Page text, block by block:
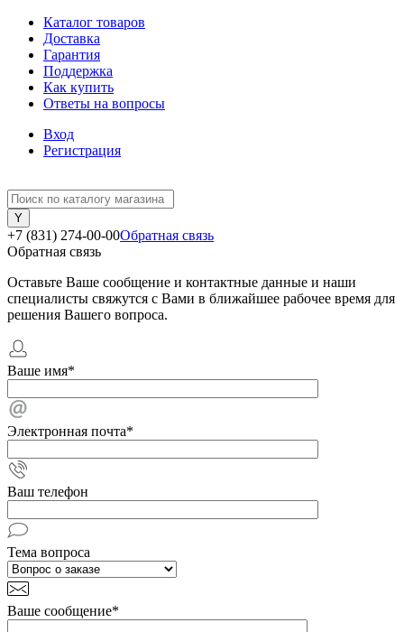
Каталог товаров
Доставка
Гарантия
Поддержка
Как купить
Ответы на вопросы
Вход
Регистрация
+7 (831) 274-00-00Обратная связь
Обратная связь
Оставьте Ваше сообщение и контактные данные и наши
специалисты свяжутся с Вами в ближайшее рабочее время для
решения Вашего вопроса.
Ваше имя*
Электронная почта*
Ваш телефон
Тема вопроса
Ваше сообщение*